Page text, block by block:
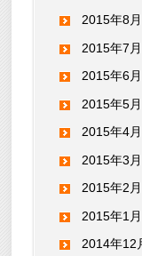
2015年8月
2015年7月
2015年6月
2015年5月
2015年4月
2015年3月
2015年2月
2015年1月
2014年12